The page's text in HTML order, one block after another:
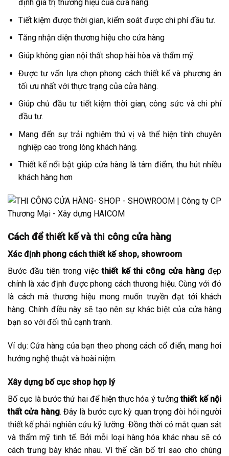
định giá trị thương hiệu của cửa hàng.
Tiết kiệm được thời gian, kiểm soát được chi phí đầu tư.
Tăng nhận diện thương hiệu cho cửa hàng
Giúp không gian nội thất shop hài hòa và thẩm mỹ.
Được tư vấn lựa chọn phong cách thiết kế và phương án
tối ưu nhất với thực trạng của cửa hàng.
Giúp chủ đầu tư tiết kiệm thời gian, công sức và chi phí
đầu tư.
Mang đến sự trải nghiệm thú vị và thể hiện tính chuyên
nghiệp cao trong lòng khách hàng.
Thiết kế nổi bật giúp cửa hàng là tâm điểm, thu hút nhiều
khách hàng hơn
Cách để thiết kế và thi công cửa hàng
Xác định phong cách thiết kế shop, showroom
Bước đầu tiên trong việc thiết kế thi công cửa hàngđẹp
chính là xác định được phong cách thương hiệu. Cùng với đó
là cách mà thương hiệu mong muốn truyền đạt tới khách
hàng. Chính điều này sẽ tạo nên sự khác biệt của cửa hàng
bạn so với đối thủ cạnh tranh.
Ví dụ: Cửa hàng của bạn theo phong cách cổ điển, mang hơi
hướng nghệ thuật và hoài niệm.
Xây dựng bố cục shop hợp lý
Bố cục là bước thứ hai để hiện thực hóa ý tưởngthiết kế nội
thất cửa hàng. Đây là bước cực kỳ quan trọng đòi hỏi người
thiết kế phải nghiên cứu kỹ lưỡng. Đồng thời có mắt quan sát
và thẩm mỹ tinh tế. Bởi mỗi loại hàng hóa khác nhau sẽ có
cách trưng bày khác nhau. Vì thế cần bố trí sao cho chúng